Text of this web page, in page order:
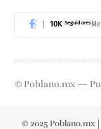
10K Seguidores
© Poblano.mx —
© 2025 Poblano.mx